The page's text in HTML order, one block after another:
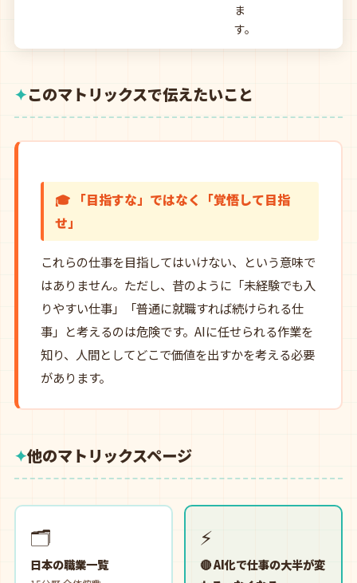
ま
す。
このマトリックスで伝えたいこと
🎓 「目指すな」ではなく「覚悟して目指
せ」
これらの仕事を目指してはいけない、という意味で
はありません。ただし、昔のように「未経験でも入
りやすい仕事」「普通に就職すれば続けられる仕
事」と考えるのは危険です。AIに任せられる作業を
知り、人間としてどこで価値を出すかを考える必要
があります。
他のマトリックスページ
🗂️
日本の職業一覧
⚡
🔴 AI化で仕事の大半が変